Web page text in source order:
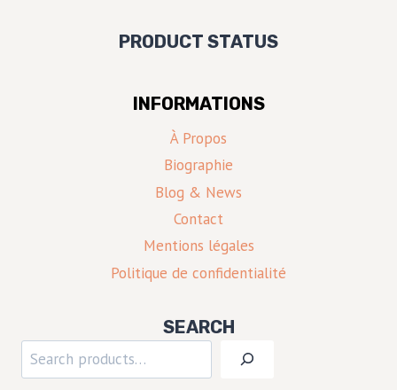
PRODUCT STATUS
INFORMATIONS
À Propos
Biographie
Blog & News
Contact
Mentions légales
Politique de confidentialité
SEARCH
Rechercher